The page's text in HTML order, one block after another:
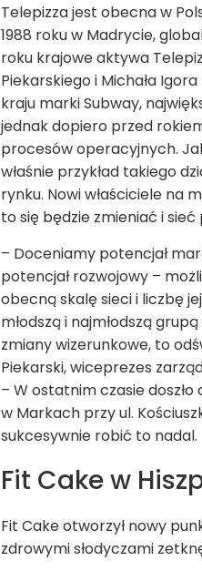
Telepizza jest obecna w
1988 roku w Madrycie,
roku krajowe aktywa
Piekarskiego i Michała
kraju marki Subway,
jednak dopiero przed
procesów operacyjnych.
właśnie przykład takiego
rynku. Nowi właściciele na
to się będzie zmieniać i
– Doceniamy potencjał
potencjał rozwojowy –
obecną skalę sieci i liczbę
młodszą i najmłodszą
zmiany wizerunkowe, to
Piekarski, wiceprezes
– W ostatnim czasie
w Markach przy ul.
sukcesywnie robić to nadal.
Fit Cake w
Fit Cake otworzył nowy
zdrowymi słodyczami